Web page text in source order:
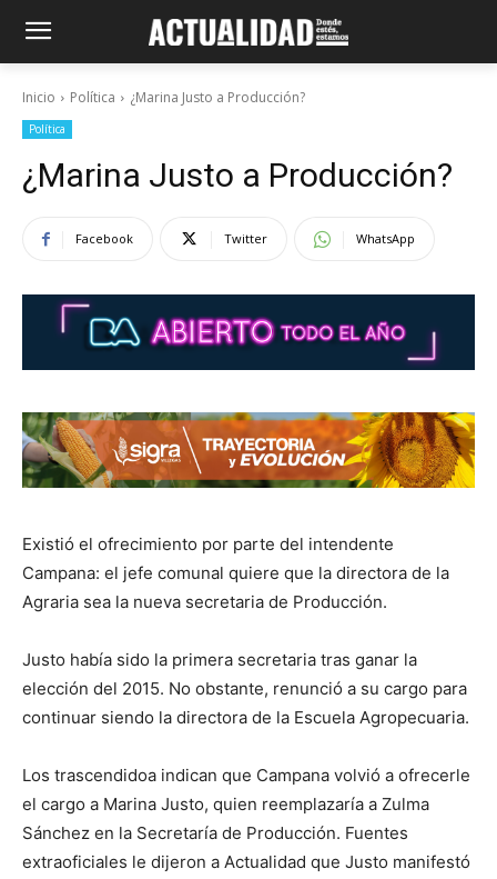
Inicio Política ¿Marina Justo a Producción?
Política
¿Marina Justo a Producción?
Facebook Twitter WhatsApp
Existió el ofrecimiento por parte del intendente
Campana: el jefe comunal quiere que la directora de la
Agraria sea la nueva secretaria de Producción.
Justo había sido la primera secretaria tras ganar la
elección del 2015. No obstante, renunció a su cargo para
continuar siendo la directora de la Escuela Agropecuaria.
Los trascendidoa indican que Campana volvió a ofrecerle
el cargo a Marina Justo, quien reemplazaría a Zulma
Sánchez en la Secretaría de Producción. Fuentes
extraoficiales le dijeron a Actualidad que Justo manifestó